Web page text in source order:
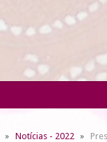
Notícias - 2022